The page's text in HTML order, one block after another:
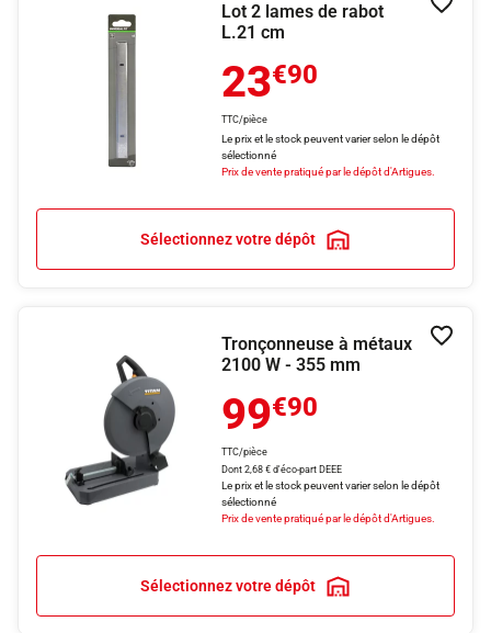
Lot 2 lames de rabot
L.21 cm
23€90
TTC/pièce
Le prix et le stock peuvent varier selon le dépôt
sélectionné
Prix de vente pratiqué par le dépôt d'Artigues.
Sélectionnez votre dépôt
Tronçonneuse à métaux
2100 W - 355 mm
99€90
TTC/pièce
Dont 2,68 € d'éco-part DEEE
Le prix et le stock peuvent varier selon le dépôt
sélectionné
Prix de vente pratiqué par le dépôt d'Artigues.
Sélectionnez votre dépôt